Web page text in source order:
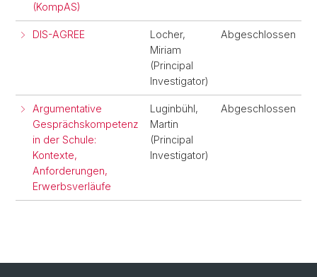
(KompAS)
DIS-AGREE
Locher,
Miriam
(Principal
Investigator)
Abgeschlossen
Argumentative
Gesprächskompetenz
in der Schule:
Kontexte,
Anforderungen,
Erwerbsverläufe
Luginbühl,
Martin
(Principal
Investigator)
Abgeschlossen